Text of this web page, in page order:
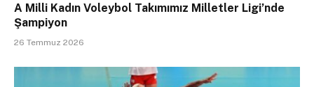
A Milli Kadın Voleybol Takımımız Milletler Ligi’nde
Şampiyon
26 Temmuz 2026